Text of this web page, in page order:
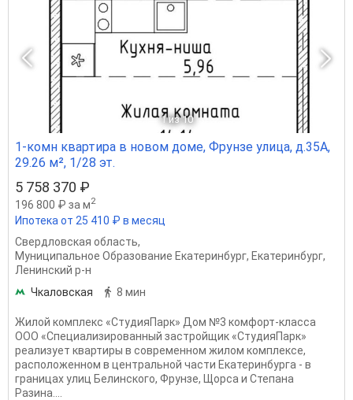
1 из 10
1-комн квартира в новом доме, Фрунзе улица, д.35А,
29.26 м², 1/28 эт.
5 758 370 ₽
196 800 ₽ за м2
Ипотека от 25 410 ₽ в месяц
Свердловская область,
Муниципальное Образование Екатеринбург, Екатеринбург,
Ленинский р-н
Чкаловская
8 мин
Жилой комплекс «СтудияПарк» Дом №3 комфорт-класса
ООО «Специализированный застройщик «СтудияПарк»
реализует квартиры в современном жилом комплексе,
расположенном в центральной части Екатеринбурга - в
границах улиц Белинского, Фрунзе, Щорса и Степана
Разина....